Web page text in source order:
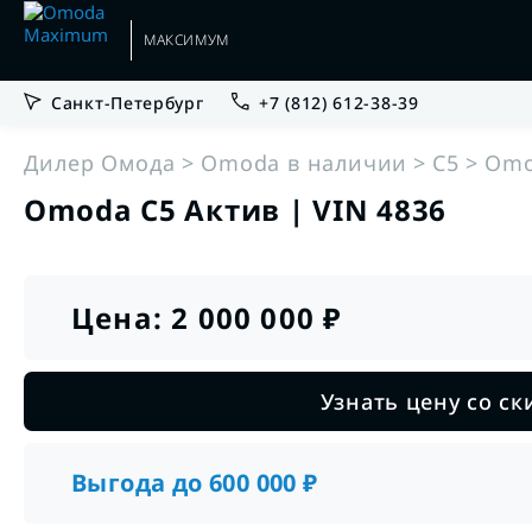
МАКСИМУМ
•Кредит
Trade-in
•
•Сервис
OMODA C5 Новый
от 1 796 000 ₽
Санкт-Петербург +7 (812) 612-38-39
Дилер Омода Omoda в наличии C5
Omoda C5 Актив | VIN 4836
Цена: 2 000 000 ₽
Узнать цену со
Выгода до600 000 ₽